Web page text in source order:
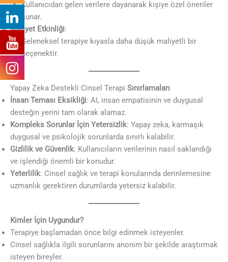
Kullanıcıdan gelen verilere dayanarak kişiye özel öneriler
sunar.
Maliyet Etkinliği:
Geleneksel terapiye kıyasla daha düşük maliyetli bir
seçenektir.
Yapay Zeka Destekli Cinsel Terapi Sınırlamaları
İnsan Teması Eksikliği: AI, insan empatisinin ve duygusal
desteğin yerini tam olarak alamaz.
Kompleks Sorunlar İçin Yetersizlik: Yapay zeka, karmaşık
duygusal ve psikolojik sorunlarda sınırlı kalabilir.
Gizlilik ve Güvenlik: Kullanıcıların verilerinin nasıl saklandığı
ve işlendiği önemli bir konudur.
Yeterlilik: Cinsel sağlık ve terapi konularında derinlemesine
uzmanlık gerektiren durumlarda yetersiz kalabilir.
Kimler İçin Uygundur?
Terapiye başlamadan önce bilgi edinmek isteyenler.
Cinsel sağlıkla ilgili sorunlarını anonim bir şekilde araştırmak
isteyen bireyler.